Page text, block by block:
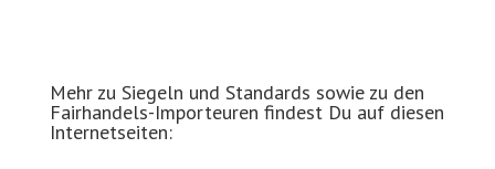
Mehr zu Siegeln und Standards sowie zu den
Fairhandels-Importeuren findest Du auf diesen
Internetseiten: